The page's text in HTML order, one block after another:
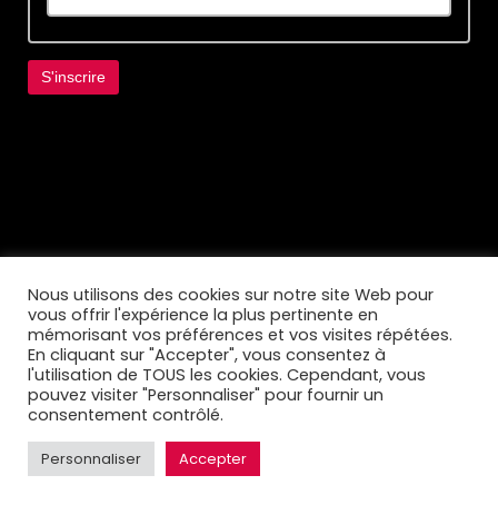
Nous utilisons des cookies sur notre site Web pour
vous offrir l'expérience la plus pertinente en
mémorisant vos préférences et vos visites répétées.
En cliquant sur "Accepter", vous consentez à
l'utilisation de TOUS les cookies. Cependant, vous
pouvez visiter "Personnaliser" pour fournir un
consentement contrôlé.
Personnaliser Accepter